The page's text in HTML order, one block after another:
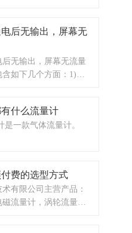
处理后输出一个补偿后
实现了对气体、蒸汽
。
后无输出，屏幕无
后无输出，屏幕无流量
含如下几个方面：1)、
量小，小信号设定不
确，电极没有接触介
什么流量计
是一款气体流量计。
费的选型方式
有限公司主营产品：
流量计，涡轮流量